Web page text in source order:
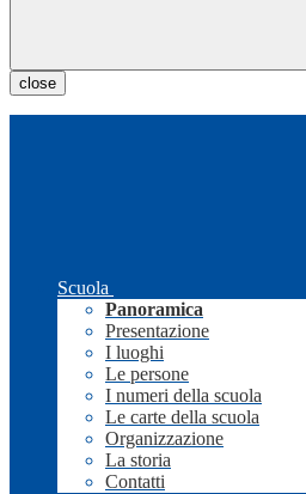
close
Scuola
Panoramica
Presentazione
I luoghi
Le persone
I numeri della scuola
Le carte della scuola
Organizzazione
La storia
Contatti